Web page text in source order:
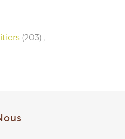
(203) ,